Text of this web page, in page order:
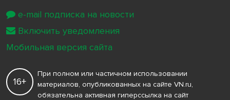
16+
При полном или частичном использовании
материалов, опубликованных на сайте VN.ru,
обязательна активная гиперссылка на сайт
e-mail подписка на новости
Включить уведомления
Мобильная версия сайта